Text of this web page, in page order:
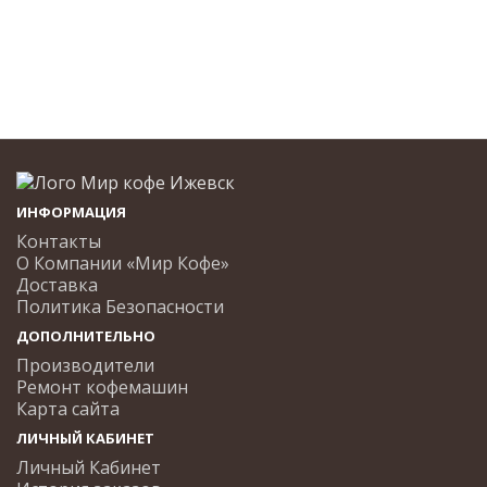
ИНФОРМАЦИЯ
Контакты
О Компании «Мир Кофе»
Доставка
Политика Безопасности
ДОПОЛНИТЕЛЬНО
Производители
Ремонт кофемашин
Карта сайта
ЛИЧНЫЙ КАБИНЕТ
Личный Кабинет